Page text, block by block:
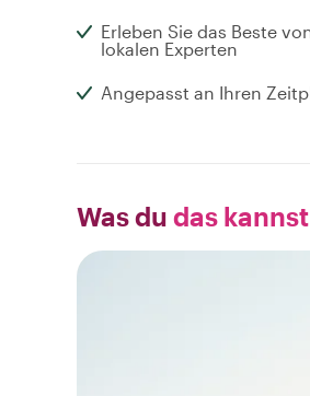
Erleben Sie das Beste
lokalen Experten
Angepasst an Ihren
Was du das